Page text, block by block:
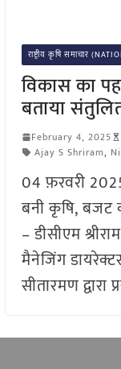
राष्ट्रीय कृषि समाचार
विकास का
बताया
February 4, 2025
Ajay S Shriram,
04 फ़रवरी
बनी कृषि, बजट
– डीसीएम
मैनेजिंग
सीतारमण